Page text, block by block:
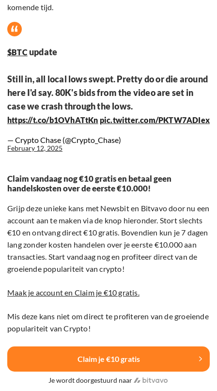
komende tijd.
$BTCupdate
Still in, all local lows swept. Pretty do or die around
here I'd say. 80K's bids from the video are set in
case we crash through the lows.
https://t.co/b1OVhATtKn pic.twitter.com/PKTW7ADIex
— Crypto Chase (@Crypto_Chase)
February 12, 2025
Claim vandaag nog €10 gratis en betaal geen
handelskosten over de eerste €10.000!
Grijp deze unieke kans met Newsbit en Bitvavo door nu een
account aan te maken via de knop hieronder. Stort slechts
€10 en ontvang direct €10 gratis. Bovendien kun je 7 dagen
lang zonder kosten handelen over je eerste €10.000 aan
transacties. Start vandaag nog en profiteer direct van de
groeiende populariteit van crypto!
Maak je account en Claim je €10 gratis.
Mis deze kans niet om direct te profiteren van de groeiende
populariteit van Crypto!
Claim je €10 gratis
Je wordt doorgestuurd naar